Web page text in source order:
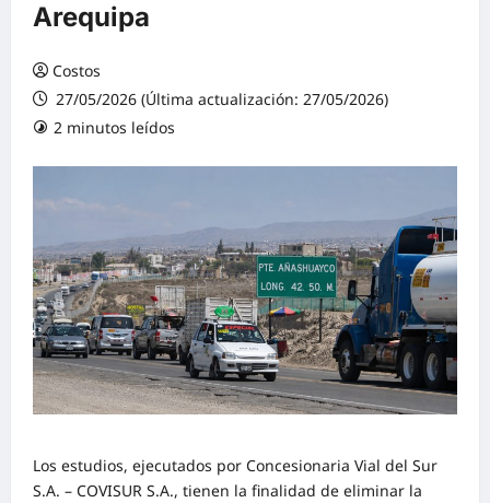
Arequipa
Costos
27/05/2026 (Última actualización: 27/05/2026)
2 minutos leídos
Los estudios, ejecutados por Concesionaria Vial del Sur
S.A. – COVISUR S.A., tienen la finalidad de eliminar la